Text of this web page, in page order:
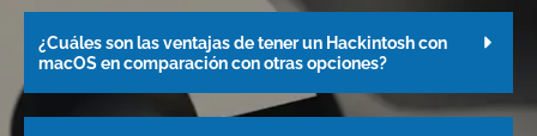
¿Cuáles son las ventajas de tener un Hackintosh con
macOS en comparación con otras opciones?